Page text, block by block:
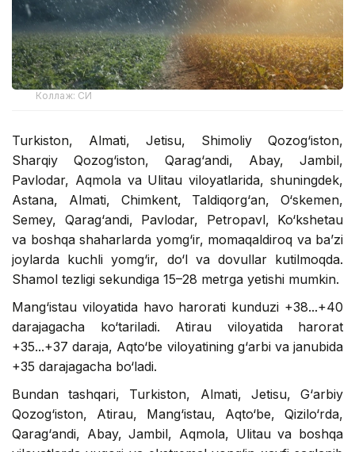
Коллаж: СИ
Turkiston, Almati, Jetisu, Shimoliy Qozog‘iston,
Sharqiy Qozog‘iston, Qarag‘andi, Abay, Jambil,
Pavlodar, Aqmola va Ulitau viloyatlarida, shuningdek,
Astana, Almati, Chimkent, Taldiqorg‘an, O‘skemen,
Semey, Qarag‘andi, Pavlodar, Petropavl, Ko‘kshetau
va boshqa shaharlarda yomg‘ir, momaqaldiroq va ba’zi
joylarda kuchli yomg‘ir, do‘l va dovullar kutilmoqda.
Shamol tezligi sekundiga 15–28 metrga yetishi mumkin.
Mang‘istau viloyatida havo harorati kunduzi +38...+40
darajagacha ko‘tariladi. Atirau viloyatida harorat
+35...+37 daraja, Aqto‘be viloyatining g‘arbi va janubida
+35 darajagacha bo‘ladi.
Bundan tashqari, Turkiston, Almati, Jetisu, G‘arbiy
Qozog‘iston, Atirau, Mang‘istau, Aqto‘be, Qizilo‘rda,
Qarag‘andi, Abay, Jambil, Aqmola, Ulitau va boshqa